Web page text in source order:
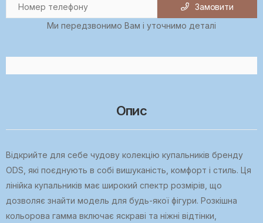
Замовити
Ми передзвонимо Вам і уточнимо деталі
Опис
Відкрийте для себе чудову колекцію купальників бренду
ODS, які поєднують в собі вишуканість, комфорт і стиль. Ця
лінійка купальників має широкий спектр розмірів, що
дозволяє знайти модель для будь-якої фігури. Розкішна
кольорова гамма включає яскраві та ніжні відтінки,